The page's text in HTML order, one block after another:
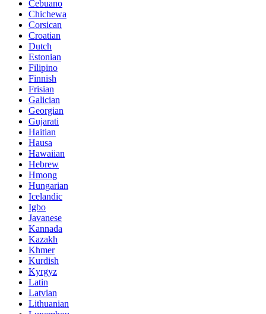
Cebuano
Chichewa
Corsican
Croatian
Dutch
Estonian
Filipino
Finnish
Frisian
Galician
Georgian
Gujarati
Haitian
Hausa
Hawaiian
Hebrew
Hmong
Hungarian
Icelandic
Igbo
Javanese
Kannada
Kazakh
Khmer
Kurdish
Kyrgyz
Latin
Latvian
Lithuanian